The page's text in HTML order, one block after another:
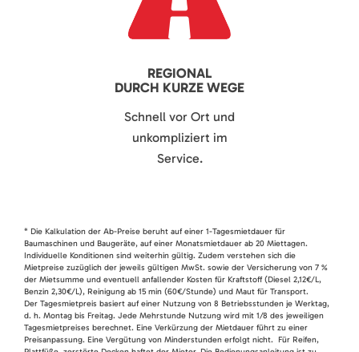
REGIONAL
DURCH KURZE WEGE
Schnell vor Ort und
unkompliziert im
Service.
* Die Kalkulation der Ab-Preise beruht auf einer 1-Tagesmietdauer für
Baumaschinen und Baugeräte, auf einer Monatsmietdauer ab 20 Miettagen.
Individuelle Konditionen sind weiterhin gültig. Zudem verstehen sich die
Mietpreise zuzüglich der jeweils gültigen MwSt. sowie der Versicherung von 7 %
der Mietsumme und eventuell anfallender Kosten für Kraftstoff (Diesel 2,12€/L,
Benzin 2,30€/L), Reinigung ab 15 min (60€/Stunde) und Maut für Transport.
Der Tagesmietpreis basiert auf einer Nutzung von 8 Betriebsstunden je Werktag,
d. h. Montag bis Freitag. Jede Mehrstunde Nutzung wird mit 1/8 des jeweiligen
Tagesmietpreises berechnet. Eine Verkürzung der Mietdauer führt zu einer
Preisanpassung. Eine Vergütung von Minderstunden erfolgt nicht. Für Reifen,